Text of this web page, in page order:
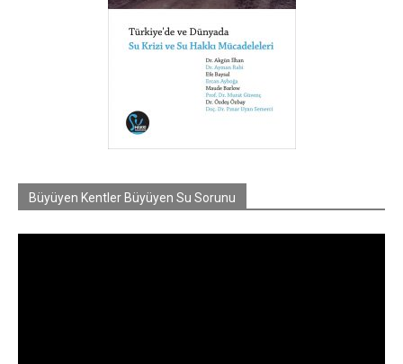
Büyüyen Kentler Büyüyen Su Sorunu